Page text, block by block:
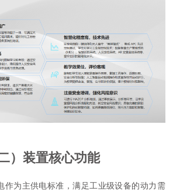
二）装置核心功能
作为主供电标准，满足工业级设备的动力需